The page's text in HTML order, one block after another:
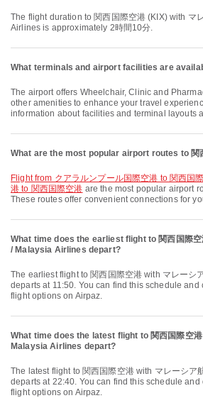
The flight duration to 関西国際空港 (KIX) with マレーシア航空 / Malaysia
Airlines is approximately 2時間10分.
What terminals and airport facilities are
The airport offers Wheelchair, Clinic and Pharmacies, Car Rental and many
other amenities to enhance your travel
information about facilities and terminal layouts
What are the most popular airport routes to 関
flight from クアラルンプール国際空港 to 関西国
港 to 関西国際空港 are the most popular airport
These routes offer convenient connections for
What time does the earliest flight to 関西国際空
/ Malaysia Airlines depart?
The earliest flight to 関西国際空港 with マレーシア航空 / Malaysia Airlines
departs at 11:50. You can find this schedule
flight options on Airpaz.
What time does the latest flight to 関西国際空
Malaysia Airlines depart?
The latest flight to 関西国際空港 with マレーシア航空 / Malaysia Airlines
departs at 22:40. You can find this schedule
flight options on Airpaz.